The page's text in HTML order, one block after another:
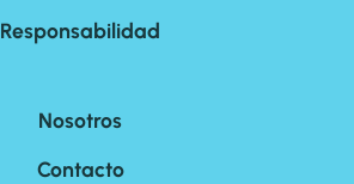
Responsabilidad
Nosotros
Contacto